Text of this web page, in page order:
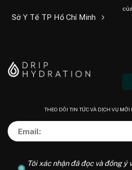
Sở Y Tế TP Hồ Chí Minh
THEO DÕI TIN TỨC VÀ DỊCH VỤ MỚI
Tôi xác nhận đã đọc và đồng ý